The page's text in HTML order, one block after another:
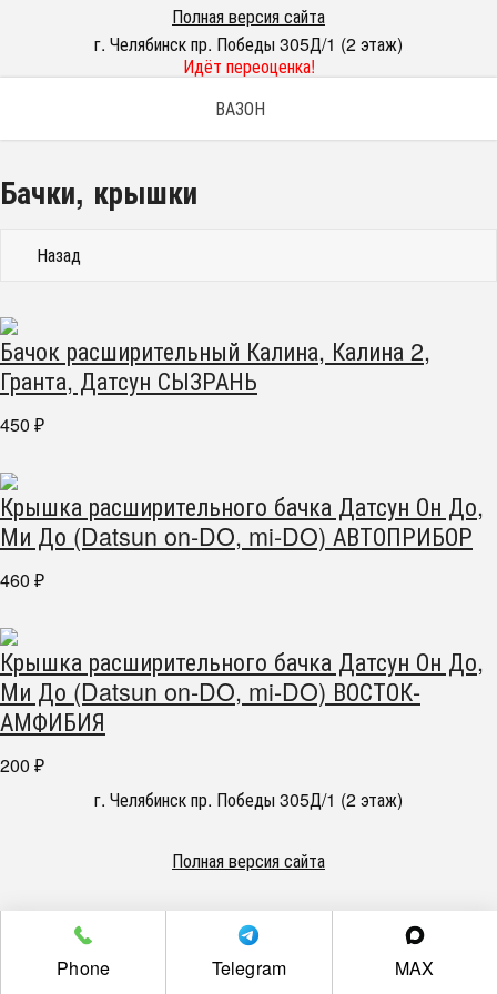
Полная версия сайта
г. Челябинск пр. Победы 305Д/1 (2 этаж)
Идёт переоценка!
ВАЗОН
Бачки, крышки
Назад
Бачок расширительный Калина, Калина 2,
Гранта, Датсун СЫЗРАНЬ
450 ₽
Крышка расширительного бачка Датсун Он До,
Ми До (Datsun on-DO, mi-DO) АВТОПРИБОР
460 ₽
Крышка расширительного бачка Датсун Он До,
Ми До (Datsun on-DO, mi-DO) ВОСТОК-
АМФИБИЯ
200 ₽
г. Челябинск пр. Победы 305Д/1 (2 этаж)
Полная версия сайта
Phone Telegram MAX